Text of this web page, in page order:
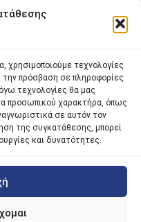
χρησιμοποιούμε τεχνολογίες
πρόσβαση σε πληροφορίες
τεχνολογίες θα μας
προσωπικού χαρακτήρα, όπως
σε αυτόν τον
της συγκατάθεσης, μπορεί
και δυνατότητες.
χρονικό ή άλλο
στο γραφείο του
βάσει των
αποφυγή συνωστισμού
και αναμονής του
πραγματοποιείται κατόπιν